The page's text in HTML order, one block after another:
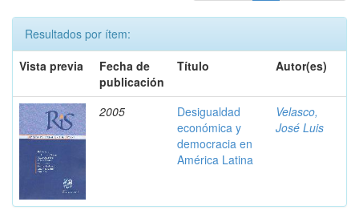
Resultados por ítem:
Vista previa
Fecha de
publicación
Título Autor(es)
2005
Desigualdad
económica y
democracia en
América Latina
Velasco,
José Luis